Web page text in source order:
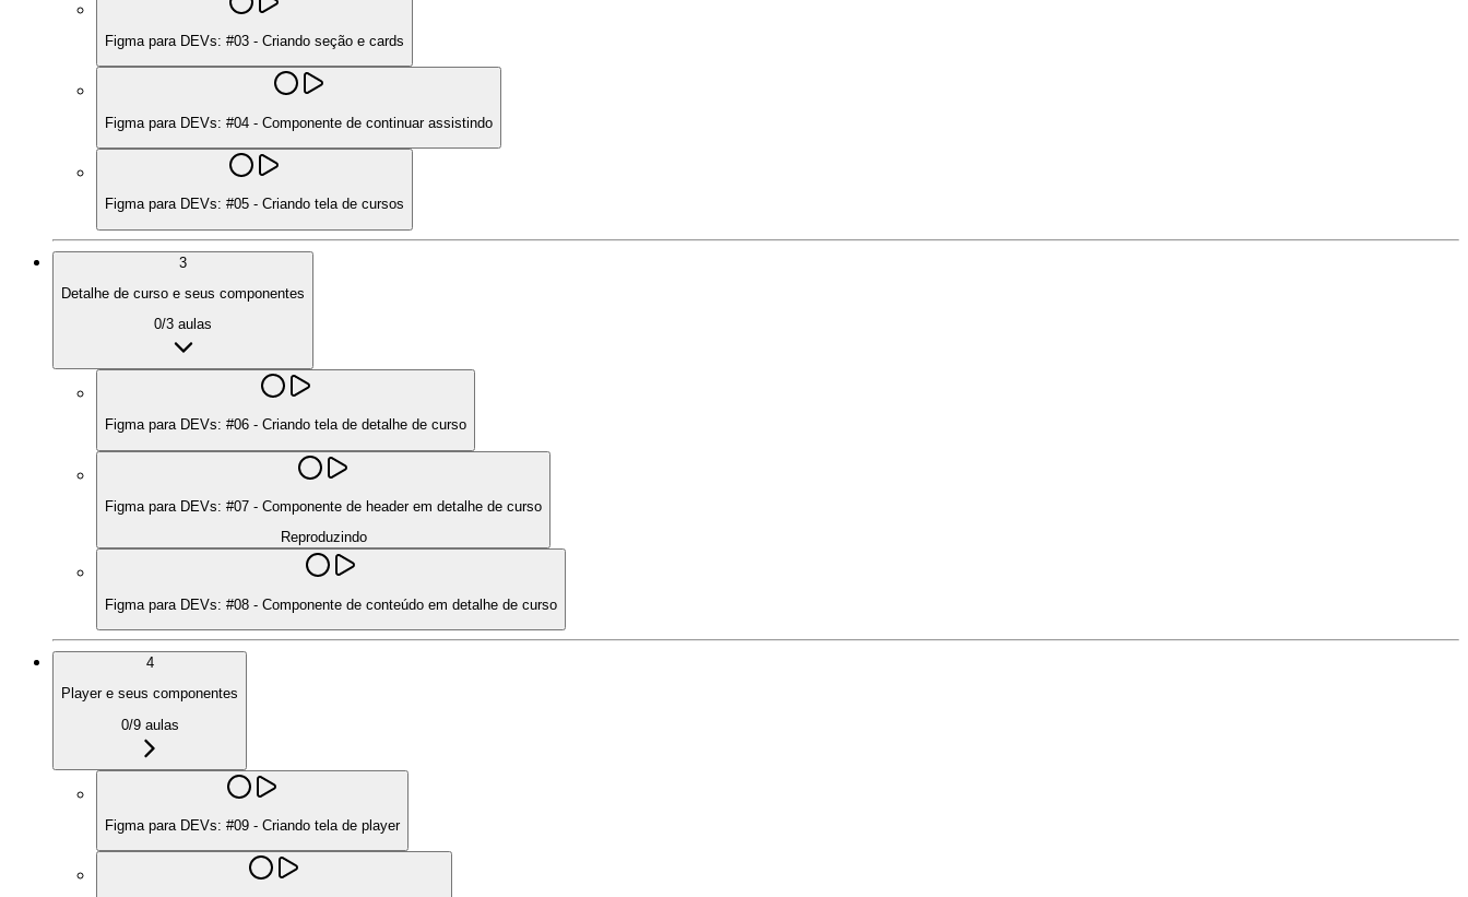
Figma para DEVs: #03 - Criando seção e cards
Figma para DEVs: #04 - Componente de continuar assistindo
Figma para DEVs: #05 - Criando tela de cursos
3
Detalhe de curso e seus componentes
0/3 aulas
Figma para DEVs: #06 - Criando tela de detalhe de curso
Figma para DEVs: #07 - Componente de header em detalhe de curso
Reproduzindo
Figma para DEVs: #08 - Componente de conteúdo em detalhe de curso
4
Player e seus componentes
0/9aulas
Figma para DEVs: #09 - Criando tela de player